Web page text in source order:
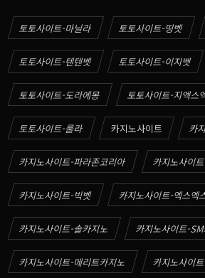
토토사이트-마닐라 토토사이트-띵벳
토토사이트-텐텐벳 토토사이트-이지벳
토토사이트-도라에몽 토토사이트-지엑스
토토사이트-룰라 카지노사이트 카
카지노사이트-파라존코리아 카지노사이
카지노사이트-빅벳 카지노사이트-엑스엑
카지노사이트-솔카지노 카지노사이트-
카지노사이트-메리트카지노 카지노사이